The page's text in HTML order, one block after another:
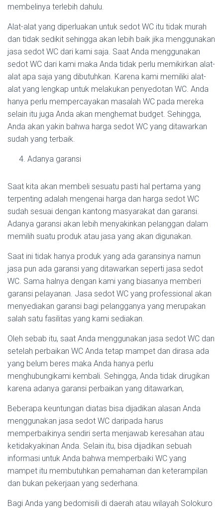
membelinya terlebih dahulu.
Alat-alat yang diperluakan untuk sedot WC itu tidak murah
dan tidak sedikit sehingga akan lebih baik jika menggunakan
jasa sedot WC dari kami saja. Saat Anda menggunakan
sedot WC dari kami maka Anda tidak perlu memikirkan alat-
alat apa saja yang dibutuhkan. Karena kami memiliki alat-
alat yang lengkap untuk melakukan penyedotan WC. Anda
hanya perlu mempercayakan masalah WC pada mereka
selain itu juga Anda akan menghemat budget. Sehingga,
Anda akan yakin bahwa harga sedot WC yang ditawarkan
sudah yang terbaik.
Adanya garansi
Saat kita akan membeli sesuatu pasti hal pertama yang
terpenting adalah mengenai harga dan harga sedot WC
sudah sesuai dengan kantong masyarakat dan garansi.
Adanya garansi akan lebih menyakinkan pelanggan dalam
memilih suatu produk atau jasa yang akan digunakan.
Saat ini tidak hanya produk yang ada garansinya namun
jasa pun ada garansi yang ditawarkan seperti jasa sedot
WC. Sama halnya dengan kami yang biasanya memberi
garansi pelayanan. Jasa sedot WC yang professional akan
menyediakan garansi bagi pelangganya yang merupakan
salah satu fasilitas yang kami sediakan.
Oleh sebab itu, saat Anda menggunakan jasa sedot WC dan
setelah perbaikan WC Anda tetap mampet dan dirasa ada
yang belum beres maka Anda hanya perlu
menghubungikami kembali. Sehingga, Anda tidak dirugikan
karena adanya garansi perbaikan yang ditawarkan,
Beberapa keuntungan diatas bisa dijadikan alasan Anda
menggunakan jasa sedot WC daripada harus
memperbaikinya sendiri serta menjawab keresahan atau
ketidakyakinan Anda. Selain itu, bisa dijadikan sebuah
informasi untuk Anda bahwa memperbaiki WC yang
mampet itu membutuhkan pemahaman dan keterampilan
dan bukan pekerjaan yang sederhana.
Bagi Anda yang bedomisili di daerah atau wilayah Solokuro